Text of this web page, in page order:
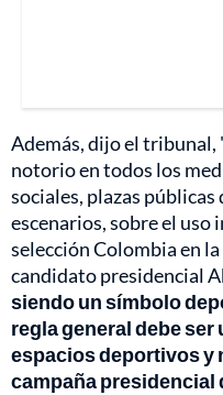
Además, dijo el tribunal,
notorio en todos los
sociales, plazas
escenarios, sobre el uso
selección Colombia en
candidato presidencial
siendo un símbolo
regla general debe
espacios deportivos y
campaña